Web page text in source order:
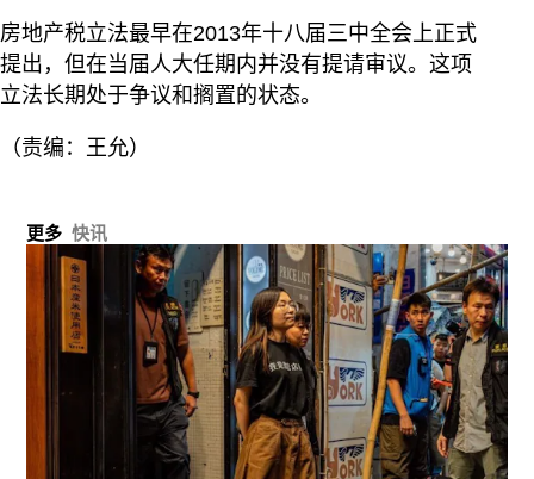
房地产税立法最早在2013年十八届三中全会上正式
提出，但在当届人大任期内并没有提请审议。这项
立法长期处于争议和搁置的状态。
（责编：王允）
更多 快讯